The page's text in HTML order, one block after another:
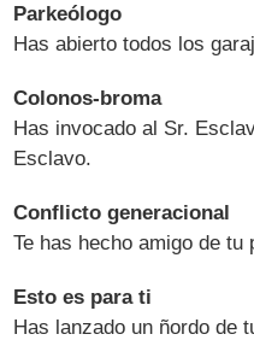
Parkeólogo
Has abierto todos los
Colonos-broma
Has invocado al Sr.
Esclavo.
Conflicto generacional
Te has hecho amigo de tu
Esto es para ti
Has lanzado un ñordo de